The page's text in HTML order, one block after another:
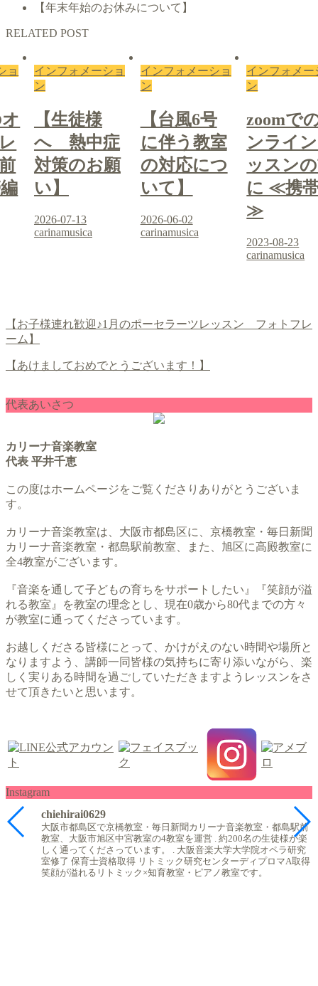
【年末年始のお休みについて】
RELATED POST
ョ
インフォメーショ
ン
【生徒様
へ 熱中症
対策のお願
い】
2026-07-13
carinamusica
インフォメーショ
ン
【台風6号
に伴う教室
の対応につ
いて】
2026-06-02
carinamusica
インフォメー
ン
zoomで
ンライ
ッスン
に ≪携
≫
2023-08-23
carinamusica
【お子様連れ歓迎♪1月のポーセラーツレッスン フォトフレ
ーム】
【あけましておめでとうございます！】
代表あいさつ
カリーナ音楽教室
代表 平井千恵
この度はホームページをご覧くださりありがとうございま
す。
カリーナ音楽教室は、大阪市都島区に、京橋教室・毎日新聞
カリーナ音楽教室・都島駅前教室、また、旭区に高殿教室に
全4教室がございます。
『音楽を通して子どもの育ちをサポートしたい』『笑顔が溢
れる教室』を教室の理念とし、現在0歳から80代までの方々
が教室に通ってくださっています。
お越しくださる皆様にとって、かけがえのない時間や場所と
なりますよう、講師一同皆様の気持ちに寄り添いながら、楽
しく実りある時間を過ごしていただきますようレッスンをさ
せて頂きたいと思います。
Instagram
chiehirai0629
大阪市都島区で京橋教室・毎日新聞カリーナ音楽教室・都島駅前
教室、大阪市旭区中宮教室の4教室を運営 . 約200名の生徒様が楽
しく通ってくださっています。
. 大阪音楽大学大学院オペラ研究
室修了 保育士資格取得 リトミック研究センターディプロマA取得
笑顔が溢れるリトミック×知育教室・ピアノ教室です。